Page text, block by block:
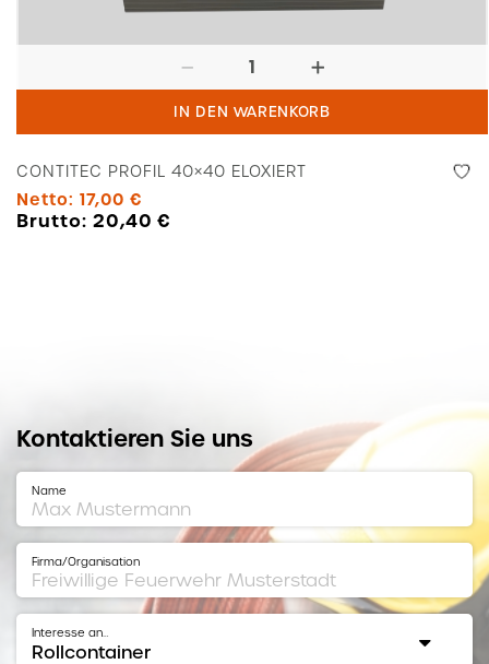
Profil
IN DEN WARENKORB
CONTITEC PROFIL 40×40 ELOXIERT
Netto: 17,00 €
Brutto: 20,40€
Kontaktieren Sie uns
Name
Firma/Organisation
Interesse an…